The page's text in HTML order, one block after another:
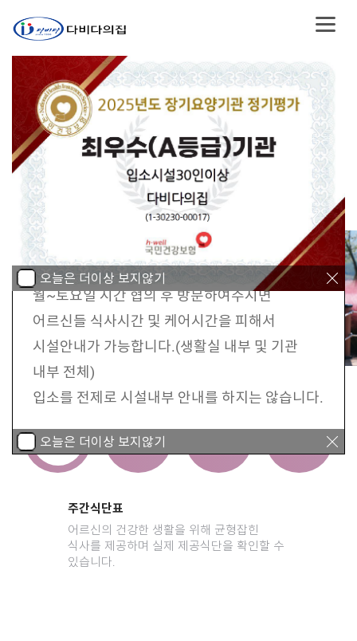
대전요양원 다비다의집
어르신과 보호자 모두가
믿을 수 있는 대전요양원
어르신과 보호자 모두 안심할 수 있는 다비다의집!
어르신 과 보호자 모두 함께 웃을 수 있는 다비다의집!
어르신의 집과 같은 안식처가 될 수 있는 다비다의집!
주간식단표
어르신의 건강한 생활을 위해 균형잡힌
식사를 제공하며 실제 제공식단을 확인할 수
있습니다.
시설 내부(생활실 등) 안내 가능 및
병원진료서비스
1. 시설내부 안내 가능
다비다의집은 보호자님들의 선택권 보장을
위하여 언제든지 시설내부 안내가 가능합니다.
입소상담 및 시설 내부 안내를 원하시는 분들은
월~토요일 시간 협의 후 방문하여주시면
어르신들 식사시간 및 케어시간을 피해서
시설안내가 가능합니다.(생활실 내부 및 기관
내부 전체)
입소를 전제로 시설내부 안내를 하지는 않습니다.
2. 입소 후 병원진료서비스
보호자님들의 편의 및 어르신 건강증진을 위해
병원진료 동행서비스를 무료로시행.
- 협력병원(신탄진한일병원, 대전한일병원)진료
오늘은 더이상 보지않기
오늘은 더이상 보지않기